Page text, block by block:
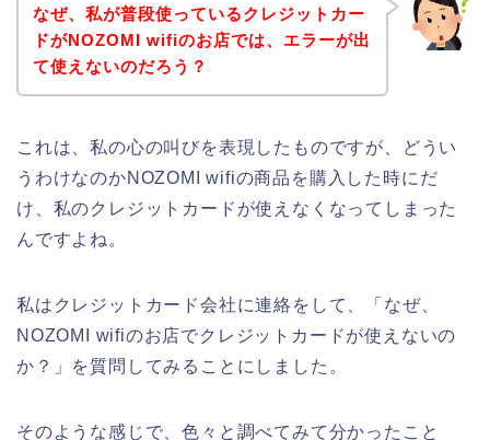
なぜ、私が普段使っているクレジットカー
ドがNOZOMI wifiのお店では、エラーが出
て使えないのだろう？
これは、私の心の叫びを表現したものですが、どうい
うわけなのかNOZOMI wifiの商品を購入した時にだ
け、私のクレジットカードが使えなくなってしまった
んですよね。
私はクレジットカード会社に連絡をして、「なぜ、
NOZOMI wifiのお店でクレジットカードが使えないの
か？」を質問してみることにしました。
そのような感じで、色々と調べてみて分かったこと